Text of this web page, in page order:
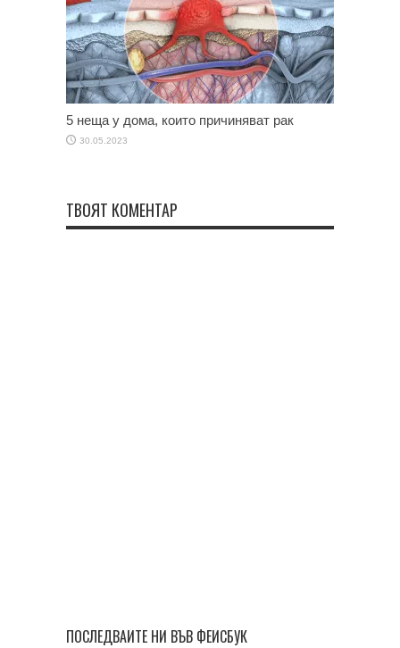
5 неща у дома, които причиняват рак
30.05.2023
ТВОЯТ КОМЕНТАР
ПОСЛЕДВАЙТЕ НИ ВЪВ ФЕЙСБУК